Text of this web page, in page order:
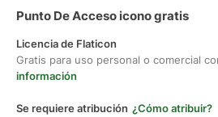
Punto De Acceso icono gratis
Licencia de Flaticon
Gratis para uso personal o comercial
información
Se requiere atribución ¿Cómo atribuir?